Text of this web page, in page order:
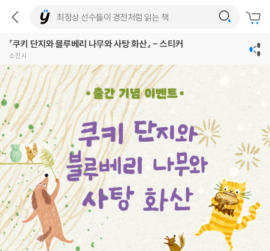
『쿠키 단지와 블루베리 나무와 사탕 화산』 - 스티커
소진시